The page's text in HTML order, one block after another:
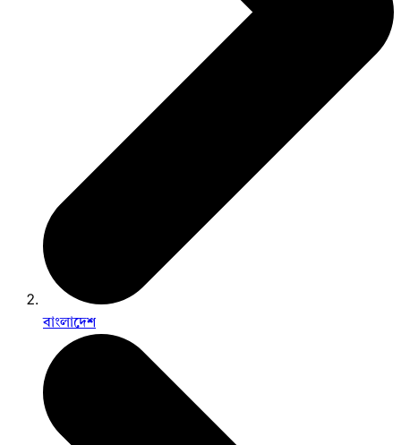
বাংলাদেশ